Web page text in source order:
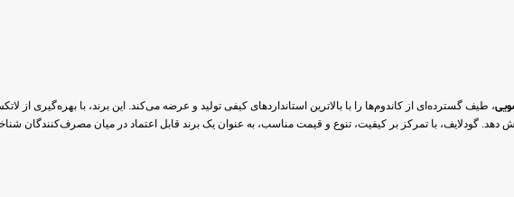
، طیف گسترده‌ای از کاندوم‌ها را با بالاترین استانداردهای کیفی تولید و عرضه می‌کند. این برند، با بهره‌گیری از
دهد. گودلایف، با تمرکز بر کیفیت، تنوع و قیمت مناسب، به عنوان یک برند قابل اعتماد در میان مصرف‌کنندگان